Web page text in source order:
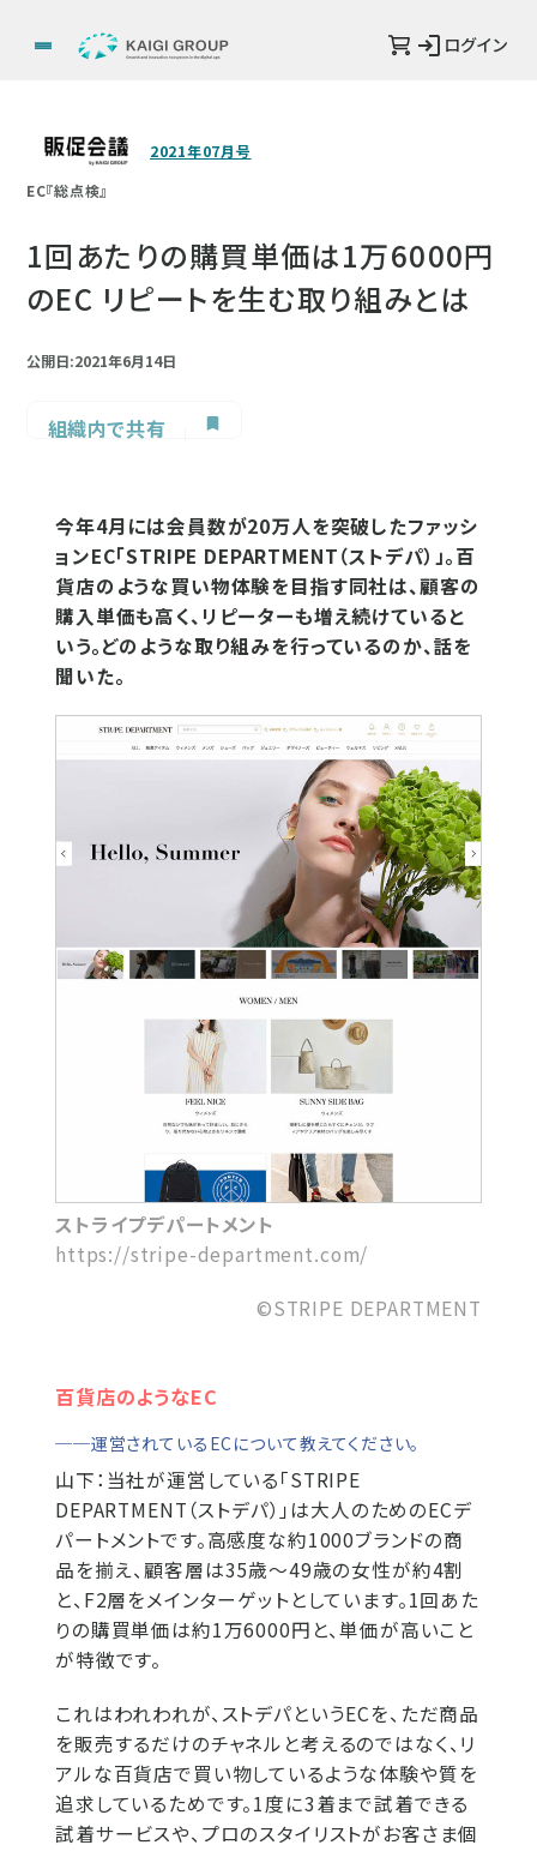
ログイン
2021年07月号
EC『総点検』
1回あたりの購買単価は1万6000円
のEC リピートを生む取り組みとは
公開日:2021年6月14日
組織内で共有
今年4月には会員数が20万人を突破したファッシ
ョンEC「STRIPE DEPARTMENT（ストデパ）」。百
貨店のような買い物体験を目指す同社は、顧客の
購入単価も高く、リピーターも増え続けていると
いう。どのような取り組みを行っているのか、話を
聞いた。
ストライプデパートメント
https://stripe-department.com/
©STRIPE DEPARTMENT
百貨店のようなEC
──運営されているECについて教えてください。
山下： 当社が運営している「STRIPE
DEPARTMENT（ストデパ）」は大人のためのECデ
パートメントです。高感度な約1000ブランドの商
品を揃え、顧客層は35歳〜49歳の女性が約4割
と、F2層をメインターゲットとしています。1回あた
りの購買単価は約1万6000円と、単価が高いこと
が特徴です。
これはわれわれが、ストデパというECを、ただ商品
を販売するだけのチャネルと考えるのではなく、リ
アルな百貨店で買い物しているような体験や質を
追求しているためです。1度に3着まで試着できる
試着サービスや、プロのスタイリストがお客さま個